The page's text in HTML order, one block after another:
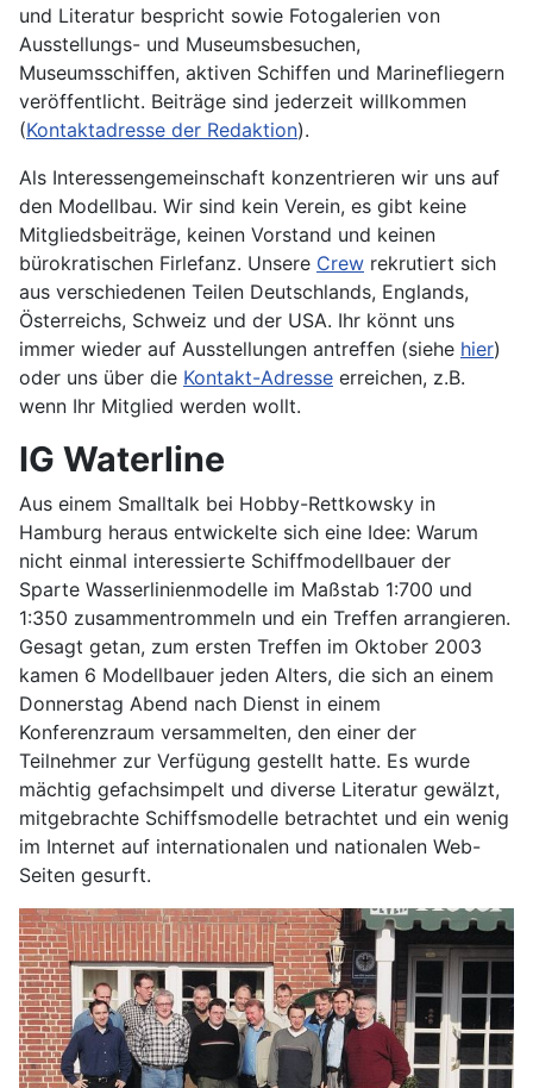
und Literatur bespricht sowie Fotogalerien von
Ausstellungs- und Museumsbesuchen,
Museumsschiffen, aktiven Schiffen und Marinefliegern
veröffentlicht. Beiträge sind jederzeit willkommen
(Kontaktadresse der Redaktion).
Als Interessengemeinschaft konzentrieren wir uns auf
den Modellbau. Wir sind kein Verein, es gibt keine
Mitgliedsbeiträge, keinen Vorstand und keinen
bürokratischen Firlefanz. Unsere Crew rekrutiert sich
aus verschiedenen Teilen Deutschlands, Englands,
Österreichs, Schweiz und der USA. Ihr könnt uns
immer wieder auf Ausstellungen antreffen (siehe hier)
oder uns über die Kontakt-Adresse erreichen, z.B.
wenn Ihr Mitglied werden wollt.
IG Waterline
Aus einem Smalltalk bei Hobby-Rettkowsky in
Hamburg heraus entwickelte sich eine Idee: Warum
nicht einmal interessierte Schiffmodellbauer der
Sparte Wasserlinienmodelle im Maßstab 1:700 und
1:350 zusammentrommeln und ein Treffen arrangieren.
Gesagt getan, zum ersten Treffen im Oktober 2003
kamen 6 Modellbauer jeden Alters, die sich an einem
Donnerstag Abend nach Dienst in einem
Konferenzraum versammelten, den einer der
Teilnehmer zur Verfügung gestellt hatte. Es wurde
mächtig gefachsimpelt und diverse Literatur gewälzt,
mitgebrachte Schiffsmodelle betrachtet und ein wenig
im Internet auf internationalen und nationalen Web-
Seiten gesurft.